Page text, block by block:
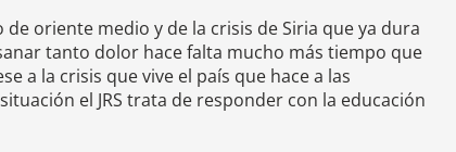
oriente medio y de la crisis de Siria que ya dura
tanto dolor hace falta mucho más tiempo que
a la crisis que vive el país que hace a las
el JRS trata de responder con la educación